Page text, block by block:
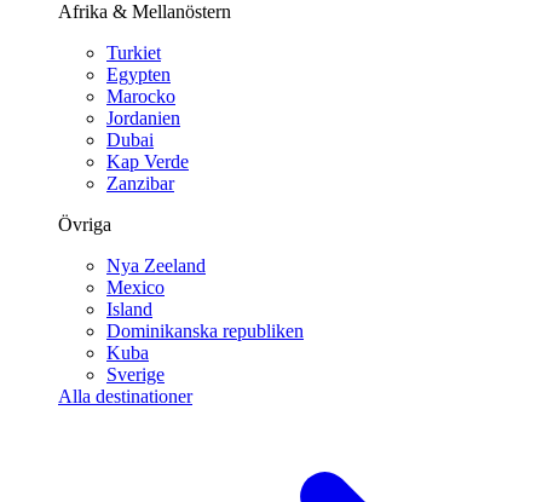
Afrika & Mellanöstern
Turkiet
Egypten
Marocko
Jordanien
Dubai
Kap Verde
Zanzibar
Övriga
Nya Zeeland
Mexico
Island
Dominikanska republiken
Kuba
Sverige
Alla destinationer